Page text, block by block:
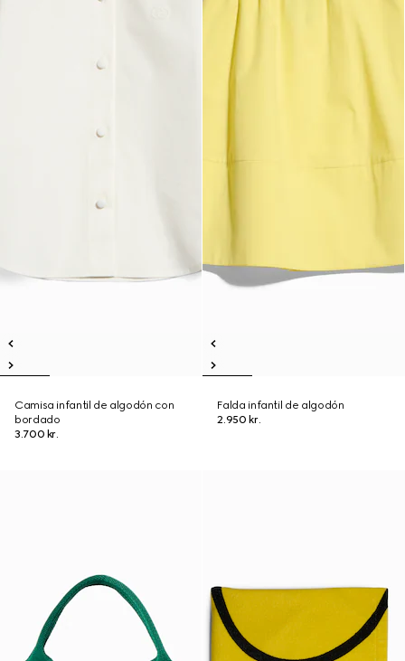
Camisa infantil de algodón con
bordado
3.700 kr.
Falda infantil de algodón
2.950 kr.